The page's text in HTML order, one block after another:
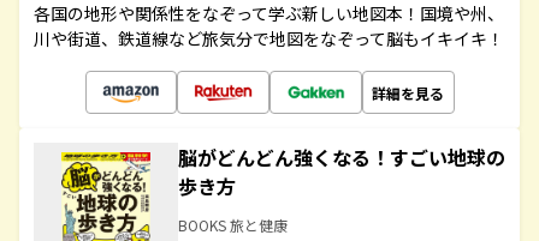
各国の地形や関係性をなぞって学ぶ新しい地図本！国境や州、
川や街道、鉄道線など旅気分で地図をなぞって脳もイキイキ！
詳細を見る
脳がどんどん強くなる！すごい地球の
歩き方
BOOKS 旅と健康